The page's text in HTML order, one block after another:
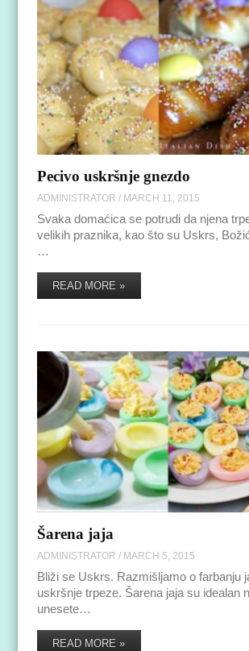
Pecivo uskršnje gnezdo
ADMINISTRATOR / MARCH 11, 2015
Svaka domaćica se potrudi da njena
velikih praznika, kao što su Uskrs,
…
READ MORE »
Šarena jaja
ADMINISTRATOR / MARCH 5, 2015
Bliži se Uskrs. Razmišljamo o farbanju
uskršnje trpeze. Šarena jaja su idealan
unesete…
READ MORE »